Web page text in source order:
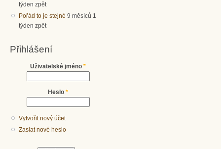
týden zpět
Pořád to je stejné 9 měsíců 1
týden zpět
Přihlášení
Uživatelské jméno *
Heslo *
Vytvořit nový účet
Zaslat nové heslo